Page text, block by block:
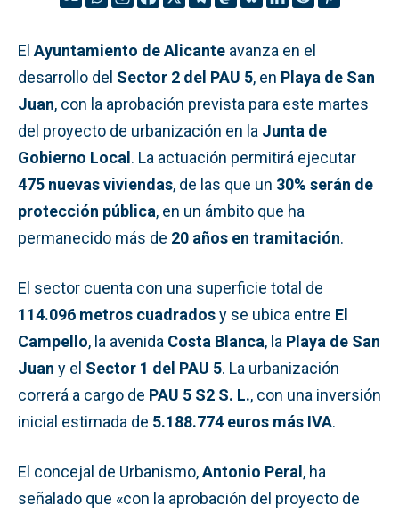
El Ayuntamiento de Alicante avanza en el
desarrollo del Sector 2 del PAU 5, en Playa de San
Juan, con la aprobación prevista para este martes
del proyecto de urbanización en la Junta de
Gobierno Local. La actuación permitirá ejecutar
475 nuevas viviendas, de las que un 30% serán de
protección pública, en un ámbito que ha
permanecido más de 20 años en tramitación.
El sector cuenta con una superficie total de
114.096 metros cuadradosy se ubica entre El
Campello, la avenida Costa Blanca, la Playa de San
Juan y el Sector 1 del PAU 5. La urbanización
correrá a cargo de PAU 5 S2 S. L., con una inversión
inicial estimada de 5.188.774 euros más IVA.
El concejal de Urbanismo,Antonio Peral, ha
señalado que «con la aprobación del proyecto de